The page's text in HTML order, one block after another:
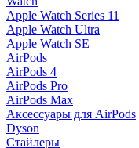
Apple Watch Series 11
Apple Watch Ultra
Apple Watch SE
AirPods
AirPods 4
AirPods Pro
AirPods Max
Аксессуары для AirPods
Dyson
Стайлеры